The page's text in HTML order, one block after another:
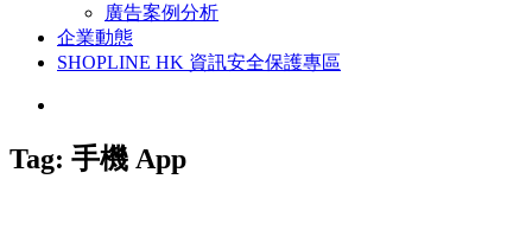
廣告案例分析
企業動態
SHOPLINE HK 資訊安全保護專區
Tag: 手機 App